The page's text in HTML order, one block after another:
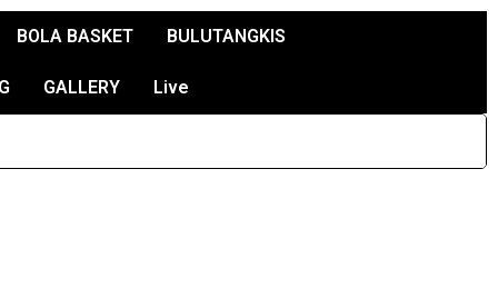
BOLA BASKET BULUTANGKIS
GALLERY Live